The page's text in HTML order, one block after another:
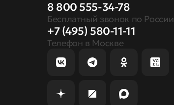
8 800 555-34-78
Бесплатный звонок по России
+7 (495) 580-11-11
Телефон в Москве